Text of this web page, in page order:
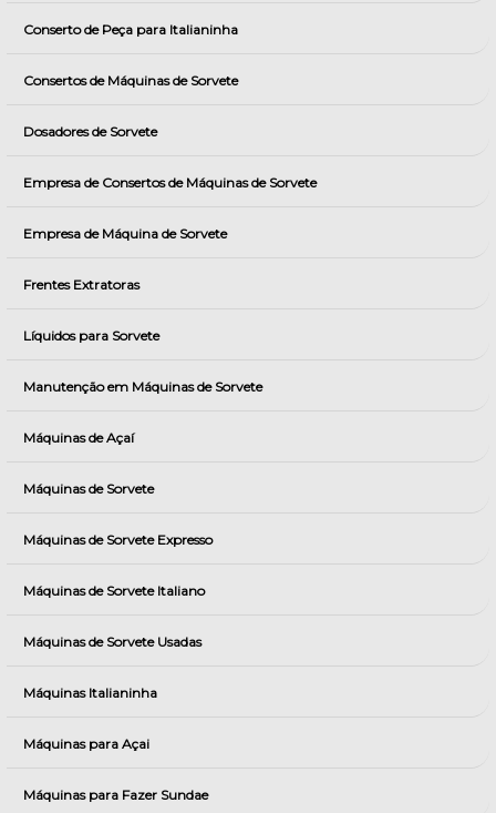
Conserto de Peça para Italianinha
Consertos de Máquinas de Sorvete
Dosadores de Sorvete
Empresa de Consertos de Máquinas de Sorvete
Empresa de Máquina de Sorvete
Frentes Extratoras
Líquidos para Sorvete
Manutenção em Máquinas de Sorvete
Máquinas de Açaí
Máquinas de Sorvete
Máquinas de Sorvete Expresso
Máquinas de Sorvete Italiano
Máquinas de Sorvete Usadas
Máquinas Italianinha
Máquinas para Açai
Máquinas para Fazer Sundae